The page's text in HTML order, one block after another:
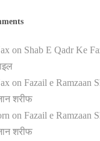
on Shab E Qadr Ke
on Fazail e Ramzaan
शरीफ
on Fazail e Ramzaan
शरीफ